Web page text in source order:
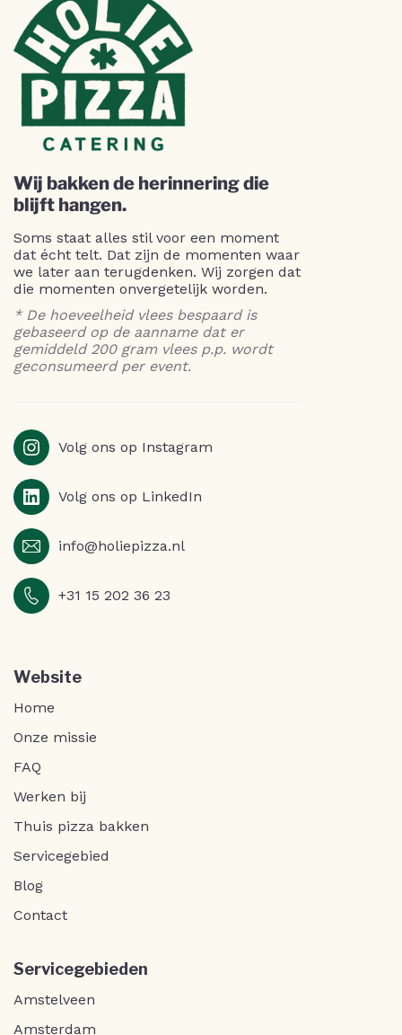
Wij bakken de herinnering die
blijft hangen.
Soms staat alles stil voor een moment
dat écht telt. Dat zijn de momenten waar
we later aan terugdenken. Wij zorgen dat
die momenten onvergetelijk worden.
* De hoeveelheid vlees bespaard is
gebaseerd op de aanname dat er
gemiddeld 200 gram vlees p.p. wordt
geconsumeerd per event.
Volg ons op Instagram
Volg ons op LinkedIn
info@holiepizza.nl
+31 15 202 36 23
Website
Home
Onze missie
FAQ
Werken bij
Thuis pizza bakken
Servicegebied
Blog
Contact
Servicegebieden
Amstelveen
Amsterdam